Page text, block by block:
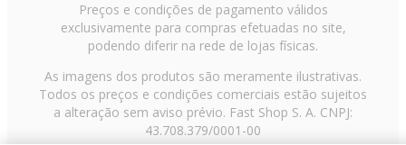
Preços e condições de pagamento válidos
exclusivamente para compras efetuadas no site,
podendo diferir na rede de lojas físicas.
As imagens dos produtos são meramente ilustrativas.
Todos os preços e condições comerciais estão sujeitos
a alteração sem aviso prévio. Fast Shop S. A. CNPJ:
43.708.379/0001-00